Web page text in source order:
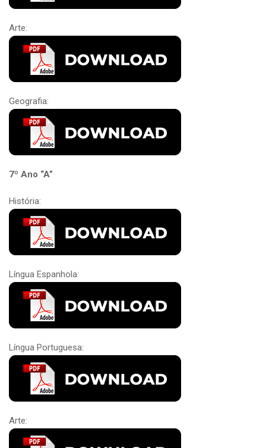
Arte:
Geografia:
7º Ano “A”
História:
Língua Espanhola:
Língua Portuguesa:
Arte: